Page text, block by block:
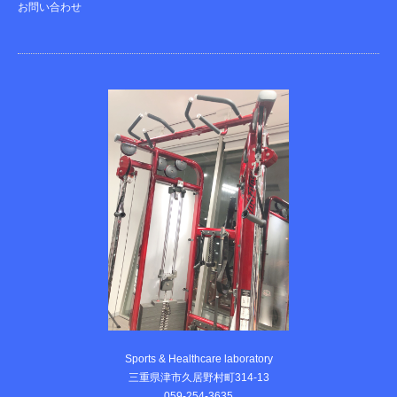
お問い合わせ
Sports & Healthcare laboratory
三重県津市久居野村町314-13